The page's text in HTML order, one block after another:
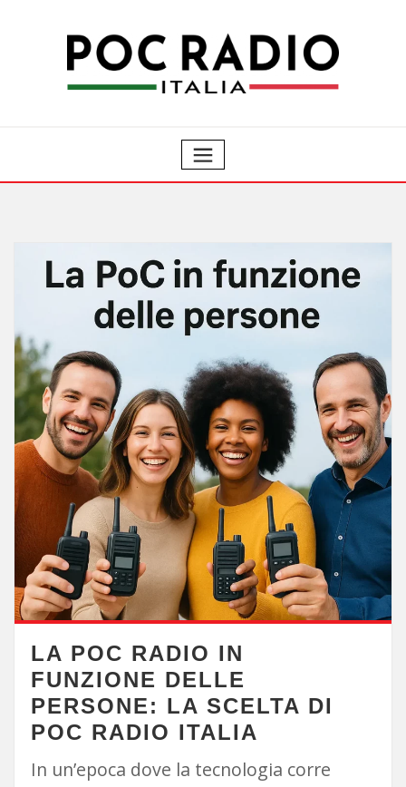
LA POC RADIO IN
FUNZIONE DELLE
PERSONE: LA SCELTA DI
POC RADIO ITALIA
In un’epoca dove la tecnologia corre